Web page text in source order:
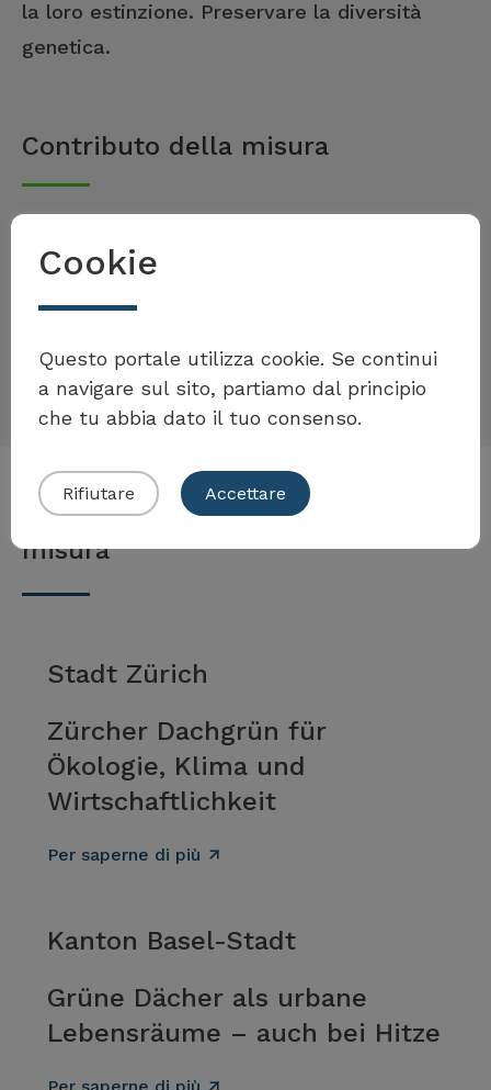
la loro estinzione. Preservare la diversità
genetica.
Contributo della misura
specie animali e vegetali, un habitat di
biodiversità.
Volete partecipare al
Toolbox?
Esempi per l'attuazione della
misura
Stadt Zürich
Zürcher Dachgrün für
Ökologie, Klima und
Wirtschaftlichkeit
Per saperne di più
Kanton Basel-Stadt
Grüne Dächer als urbane
Lebensräume – auch bei Hitze
Cookie
Questo portale utilizza cookie. Se continui
a navigare sul sito, partiamo dal principio
che tu abbia dato il tuo consenso.
Rifiutare Accettare